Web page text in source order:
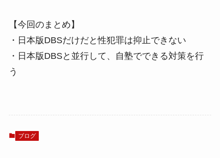
【今回のまとめ】
・日本版DBSだけだと性犯罪は抑止できない
・日本版DBSと並行して、自塾でできる対策を行
う
ブログ